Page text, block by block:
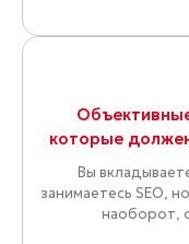
которые
Вы
занимаетесь SEO,
наоборот,